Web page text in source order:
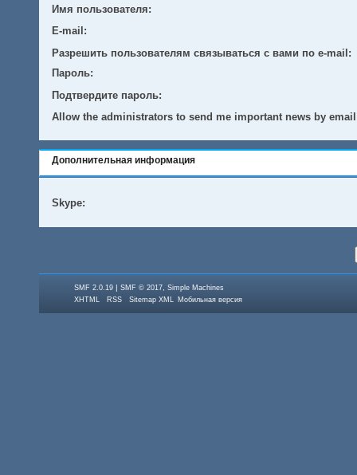
Имя пользователя:
E-mail:
Разрешить пользователям связываться с вами по e-mail:
Пароль:
Подтвердите пароль:
Allow the administrators to send me important news by
Дополнительная информация
Skype:
SMF 2.0.19 |SMF © 2017 ,Simple Machines
XHTML
RSS Sitemap XML Мобильная версия